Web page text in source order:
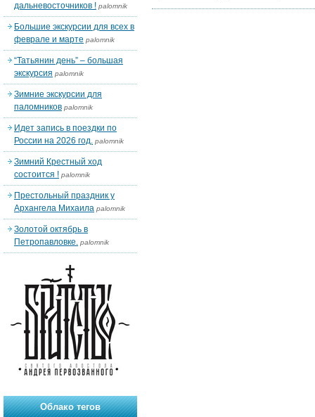
дальневосточников ! palomnik
Большие экскурсии для всех в
феврале и марте palomnik
“Татьянин день” – большая
экскурсия palomnik
Зимние экскурсии для
паломников palomnik
Идет запись в поездки по
России на 2026 год. palomnik
Зимний Крестный ход
состоится ! palomnik
Престольный праздник у
Архангела Михаила palomnik
Золотой октябрь в
Петропавловке. palomnik
Облако тегов